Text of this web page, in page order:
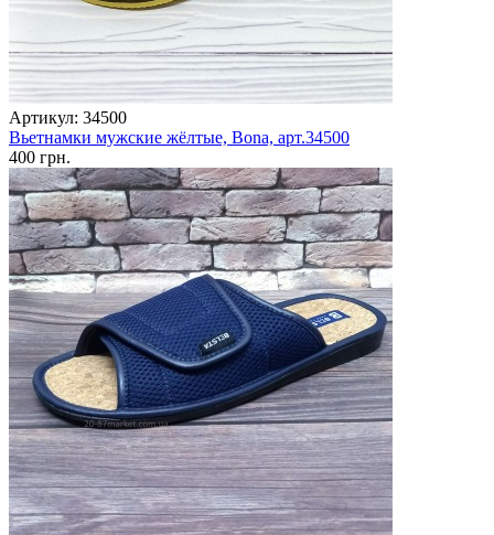
Артикул: 34500
Вьетнамки мужские жёлтые, Bona, арт.34500
400 грн.